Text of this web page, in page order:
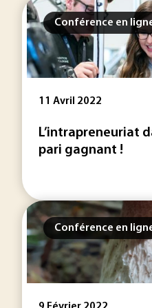
Conférence en
11 Avril 2022
L’intrapreneuriat
pari gagnant !
Conférence en